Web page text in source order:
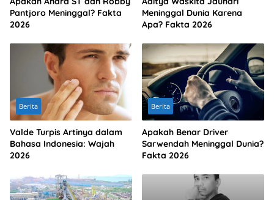
Pantjoro Meninggal? Fakta
2026
Meninggal Dunia Karena
Apa? Fakta 2026
Berita
Valde Turpis Artinya dalam
Bahasa Indonesia: Wajah
2026
Berita
Apakah Benar Driver
Sarwendah Meninggal Dunia?
Fakta 2026